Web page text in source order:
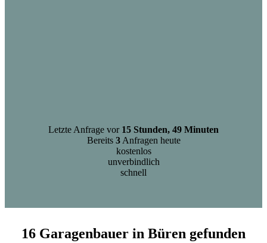
Letzte Anfrage vor 15 Stunden, 49 Minuten
Bereits 3Anfragen heute
kostenlos
unverbindlich
schnell
16 Garagenbauer in Büren gefunden